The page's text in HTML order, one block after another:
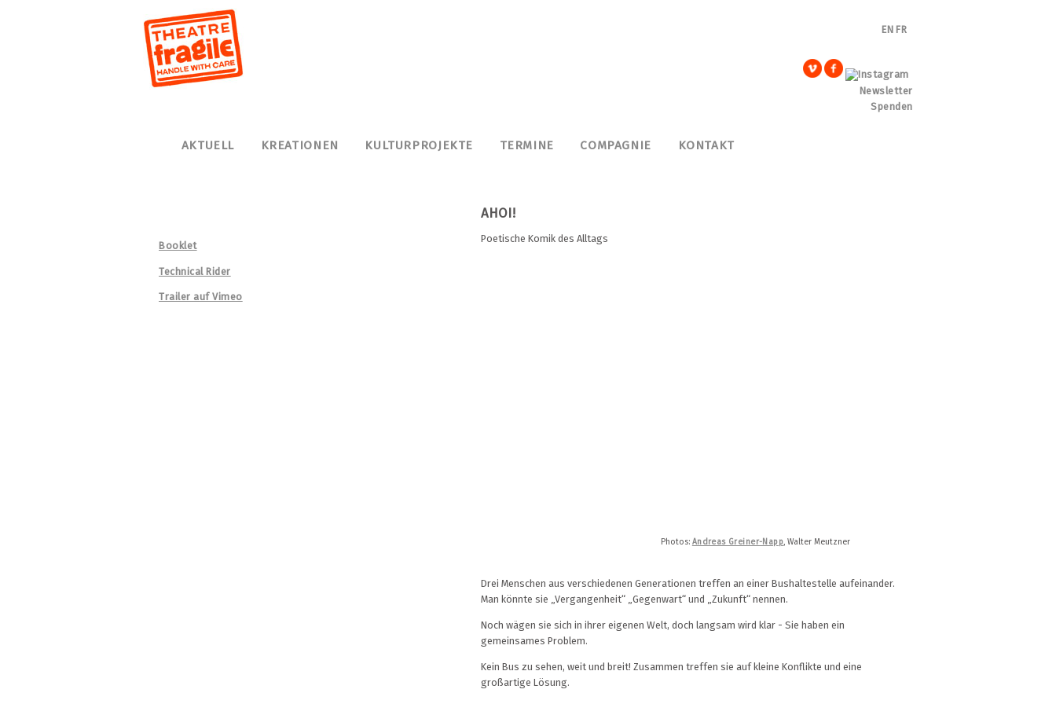
EN FR
Newsletter
Spenden
überspringenAKTUELL KREATIONEN KULTURPROJEKTE TERMINE COMPAGNIE KONTAKT
AHOI!
Poetische Komik des Alltags
Booklet
Technical Rider
Trailer auf Vimeo
Photos: Andreas Greiner-Napp, Walter Meutzner
Drei Menschen aus verschiedenen Generationen treffen an einer Bushaltestelle aufeinander.
Man könnte sie „Vergangenheit“ „Gegenwart“ und „Zukunft“ nennen.
Noch wägen sie sich in ihrer eigenen Welt, doch langsam wird klar - Sie haben ein
gemeinsames Problem.
Kein Bus zu sehen, weit und breit! Zusammen treffen sie auf kleine Konflikte und eine
großartige Lösung.